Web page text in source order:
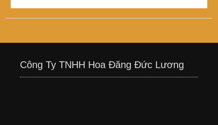
Công Ty TNHH Hoa Đăng Đức Lương